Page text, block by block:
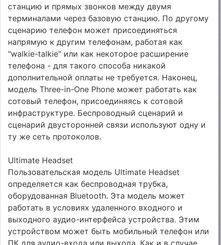
станцию и прямых звонков между двумя
терминалами через базовую станцию. По другому
сценарию телефон может присоединяться
напрямую к другим телефонам, работая как
"walkie-talkie" или как некоторое расширение
телефона - для такого способа никакой
дополнительной оплаты не требуется. Наконец,
модель Three-in-One Phone может работать как
сотовый телефон, присоединяясь к сотовой
инфраструктуре. Беспроводный сценарий и
сценарий двусторонней связи используют одну и
ту же сеть протоколов.
Ultimate Headset
Пользовательская модель Ultimate Headset
определяется как беспроводная трубка,
оборудованная Bluetooth. Эта модель может
работать в условиях удаленного входного и
выходного аудио-интерфейса устройства. Этим
устройством может быть мобильный телефон или
ПК для аудио-входа или выхода. Как и в случае